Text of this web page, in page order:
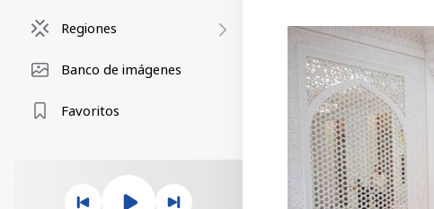
Regiones
Banco de imágenes
Favoritos